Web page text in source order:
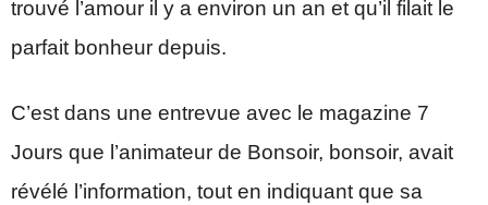
trouvé l’amour il y a environ un an et qu’il filait le
parfait bonheur depuis.
C’est dans une entrevue avec le magazine 7
Jours que l’animateur de Bonsoir, bonsoir, avait
révélé l’information, tout en indiquant que sa